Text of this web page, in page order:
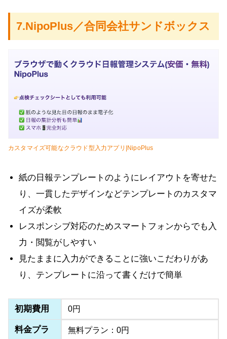
7.NipoPlus／合同会社サンドボックス
カスタマイズ可能なクラウド型入力アプリ|NipoPlus
紙の日報テンプレートのようにレイアウトを寄せた
り、一貫したデザインなどテンプレートのカスタマ
イズが柔軟
レスポンシブ対応のためスマートフォンからでも入
力・閲覧がしやすい
見たままに入力ができることに強いこだわりがあ
り、テンプレートに沿って書くだけで簡単
初期費用 0円
料金プラ
無料プラン：0円